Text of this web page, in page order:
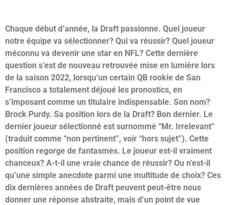
Chaque début d’année, la Draft passionne. Quel joueur
notre équipe va sélectionner? Qui va réussir? Quel joueur
méconnu va devenir une star en NFL? Cette dernière
question s’est de nouveau retrouvée mise en lumière lors
de la saison 2022, lorsqu’un certain QB rookie de San
Francisco a totalement déjoué les pronostics, en
s’imposant comme un titulaire indispensable. Son nom?
Brock Purdy. Sa position lors de la Draft? Bon dernier. Le
dernier joueur sélectionné est surnommé “Mr. Irrelevant”
(traduit comme “non pertinent”, voir “hors sujet”). Cette
position regorge de fantasmes. Le joueur est-il vraiment
chanceux? A-t-il une vraie chance de réussir? Ou n’est-il
qu’une simple anecdote parmi une multitude de choix? Ces
dix dernières années de Draft peuvent peut-être nous
donner une réponse abstraite, mais d’un point de vue